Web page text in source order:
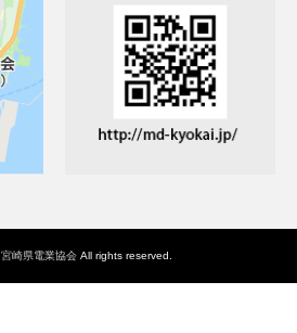
宮崎県電業協会 All rights reserved.